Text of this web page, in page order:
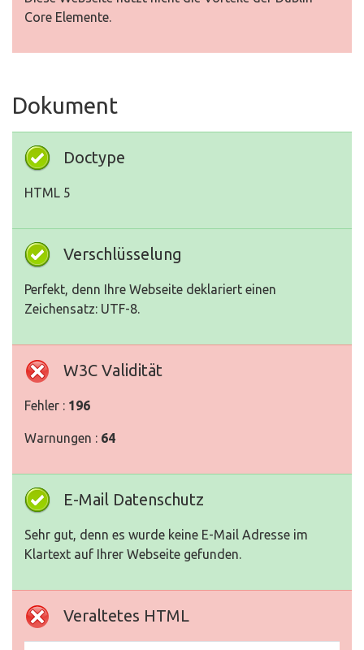
Core Elemente.
Dokument
Doctype
HTML 5
Verschlüsselung
Perfekt, denn Ihre Webseite deklariert einen
Zeichensatz: UTF-8.
W3C Validität
Fehler : 196
Warnungen : 64
E-Mail Datenschutz
Sehr gut, denn es wurde keine E-Mail Adresse im
Klartext auf Ihrer Webseite gefunden.
Veraltetes HTML